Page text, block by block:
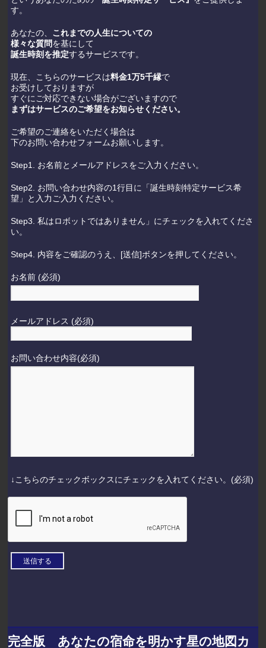
す。
あなたの、 これまでの人生についての
様々な質問を基にして
誕生時刻を推定するサービスです。
現在、こちらのサービスは料金1万5千縁で
お受けしておりますが
すぐにご対応できない場合がございますので
まずはサービスのご希望をお知らせください。
ご希望のご連絡をいただく場合は
下のお問い合わせフォームお願いします。
Step1. お名前とメールアドレスをご入力ください。
Step2. お問い合わせ内容の1行目に「誕生時刻特定サービス希
望」と入力ご入力ください。
Step3. 私はロボットではありません」にチェックを入れてくださ
い。
Step4. 内容をご確認のうえ、[送信]ボタンを押してください。
お名前 (必須)
メールアドレス (必須)
お問い合わせ内容(必須)
↓こちらのチェックボックスにチェックを入れてください。(必須)
完全版 あなたの宿命を明かす星の地図カ